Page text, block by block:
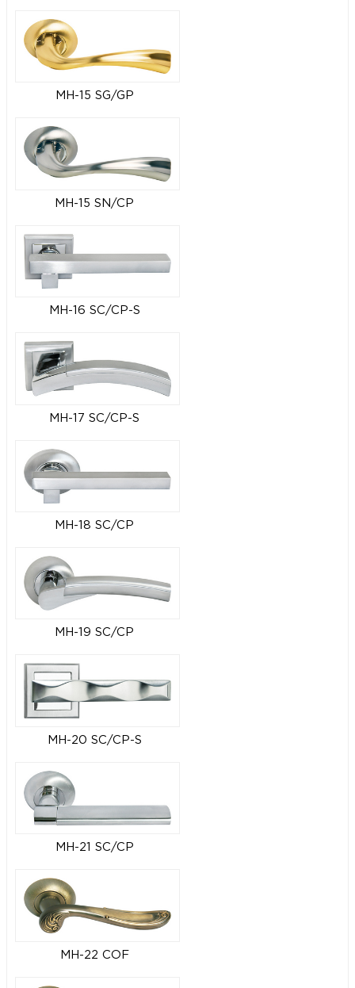
MH-15 SG/GP
MH-15 SN/CP
MH-16 SC/CP-S
MH-17 SC/CP-S
MH-18 SC/CP
MH-19 SC/CP
MH-20 SC/CP-S
MH-21 SC/CP
MH-22 COF